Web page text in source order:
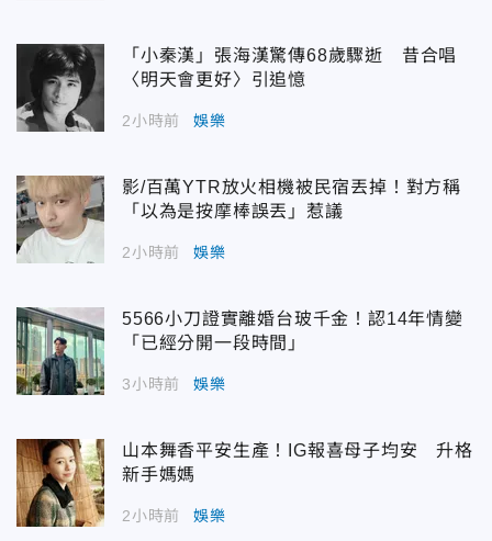
「小秦漢」張海漢驚傳68歲驟逝 昔合唱
〈明天會更好〉引追憶
2小時前 娛樂
影/百萬YTR放火相機被民宿丟掉！對方稱
「以為是按摩棒誤丟」惹議
2小時前 娛樂
5566小刀證實離婚台玻千金！認14年情變
「已經分開一段時間」
3小時前 娛樂
山本舞香平安生產！IG報喜母子均安 升格
新手媽媽
2小時前 娛樂